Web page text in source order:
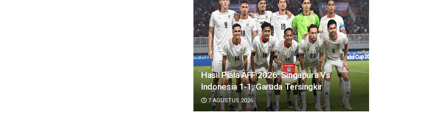
Hasil Piala AFF 2026: Singapura Vs
Indonesia 1-1, Garuda Tersingkir
7 AGUSTUS 2026